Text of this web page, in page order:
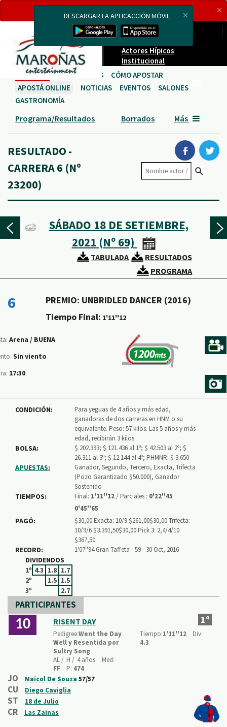
TRANSMITIENDO EN VIVO
Carreras en vivo
Proveedores
Actores Hípicos
Institucional
CARRERAS
HIPÓDROMOS
CÓMO APOSTAR
APOSTÁ ONLINE
NOTICIAS EVENTOS
SALONES
GASTRONOMÍA
DESCARGAR LA APLICACCIÓN MÓVIL
Programa/Resultados Borrados Más
RESULTADO -
CARRERA 6 (Nº
23200)
SÁBADO 18 DE SETIEMBRE,
2021 (Nº 69)
RESULTADOS
TABULADA
PROGRAMA
6
PREMIO: UNBRIDLED DANCER (2016)
Tiempo Final: 1'11''12
Arena / BUENA
Sin viento
17:30
CONDICIÓN:
Para yeguas de 4 años y más edad,
ganadoras de dos carreras en HNM o su
equivalente. Peso: 57 kilos. Las 5 años y más
edad, recibirán 3 kilos.
BOLSA:
$ 202.393; $ 121.436 al 1º; $ 42.503 al 2º; $
26.311 al 3º; $ 12.144 al 4º; PHMNR: $ 3.650
APUESTAS:
Ganador, Segundo, Tercero, Exacta, Trifecta
(Pozo Garantizado $50.000), Ganador
Sostenido
TIEMPOS: Final: 1'11''12/ Parciales : 0'22''45
0'45''65
PAGÓ:
$30,00 Exacta: 10/9 $261,00$30,00 Trifecta:
10/9/6 $3.391,50$30,00 Pick 3: 2,4/4/10
$367,50
RECORD: 1'07''94 Gran Taffeta - 59 - 30 Oct, 2016
DIVIDENDOS
1º 4.3 1.8 1.7
2º
1.5 1.5
3º
2.7
PARTICIPANTES
10 RISENT DAY 1º
Pedigree:Went the Day
Well y Resentida por
Sultry Song
AL / H / 4 años
Med:
FF
P: 474
Tiempo:1'11''12
Div:
4.3
JO Maicol De Souza 57/57
CU Diego Caviglia
ST 18 de Julio
CR Las Zainas